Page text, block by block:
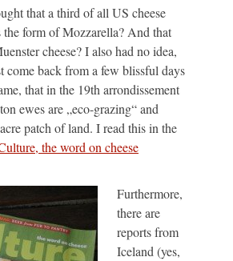
that a third of all US cheese
the form of Mozzarella? And that
cheese? I also had no idea,
come back from a few blissful days
that in the 19th arrondissement
ewes are „eco-grazing“ and
patch of land. I read this in the
the word on cheese
Furthermore,
there are
reports from
Iceland (yes,